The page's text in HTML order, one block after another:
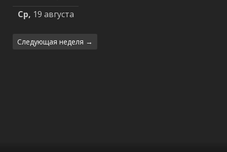
Ср, 19 августа
Следующая неделя →